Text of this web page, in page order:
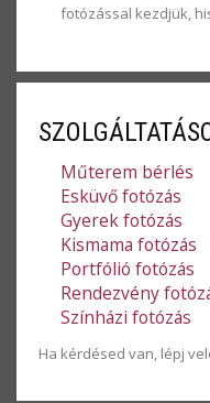
fotózással kezdjük,
Műterem bérlés
Esküvő fotózás
Gyerek fotózás
Kismama fotózás
Portfólió fotózás
Rendezvény
Színházi fotózás
Ha kérdésed van, lépj